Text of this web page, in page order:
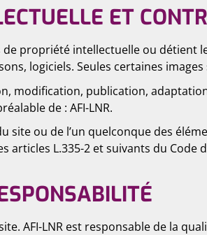
ET
propriété intellectuelle ou détient
logiciels. Seules certaines
modification, publication,
de : AFI-LNR.
site ou de l’un quelconque des
articles L.335-2 et suivants du Code
AFI-LNR est responsable de la